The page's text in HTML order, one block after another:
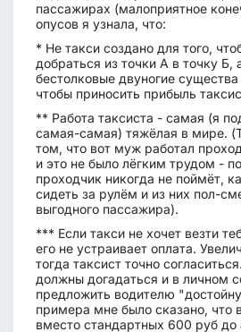
пассажирах (малоприятное
опусов я узнала, что:
* Не такси создано для того,
добраться из точки А в точку
бестолковые двуногие
чтобы приносить прибыль
** Работа таксиста - самая (я
самая-самая) тяжёлая в мире.
том, что вот муж работал
и это не было лёгким трудом -
проходчик никогда не поймёт,
сидеть за рулём и из них пол-
выгодного пассажира).
*** Если такси не хочет везти
его не устраивает оплата.
тогда таксист точно
должны догадаться и в личном
предложить водителю
примера мне было сказано, что
вместо стандартных 600 руб до